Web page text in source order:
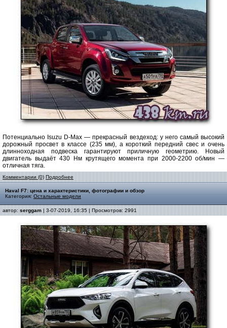
Потенциально Isuzu D-Max — прекрасный вездеход: у него самый высокий
дорожный просвет в классе (235 мм), а короткий передний свес и очень
длинноходная подвеска гарантируют приличную геометрию. Новый
двигатель выдаёт 430 Нм крутящего момента при 2000-2200 об/мин —
отличная тяга.
Комментарии (0) Подробнее
Haval F7: цена и характеристики, фотографии и обзор
Категория: Остальные модели
автор: serggam | 3-07-2019, 16:35 | Просмотров: 2991